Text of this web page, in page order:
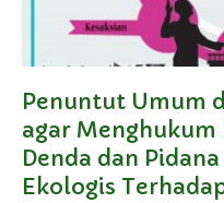
Penuntut Umum
agar Menghukum
Denda dan
Ekologis